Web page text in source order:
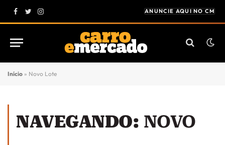
Facebook
Twitter
Instagram
ANUNCIE AQUI NO CM
Início » Novo Lote
NAVEGANDO: NOVO